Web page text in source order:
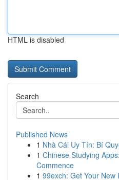
HTML is disabled
Search
Published News
1 Nhà Cái Uy Tín: Bí
1 Chinese Studying
Commence
1 99exch: Get Your New